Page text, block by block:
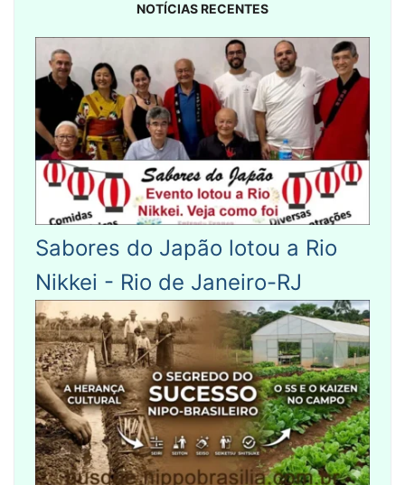
NOTÍCIAS RECENTES
Sabores do Japão lotou a Rio
Nikkei - Rio de Janeiro-RJ